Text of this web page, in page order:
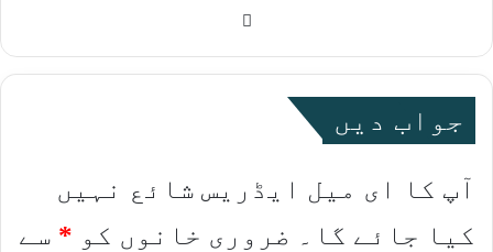
جواب دیں
آپ کا ای میل ایڈریس شائع نہیں
کیا جائے گا۔
ضروری خانوں کو * سے